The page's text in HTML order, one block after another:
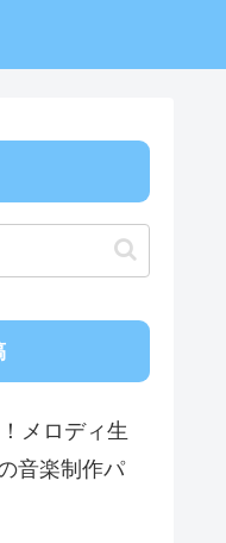
メロディ生
音楽制作パ